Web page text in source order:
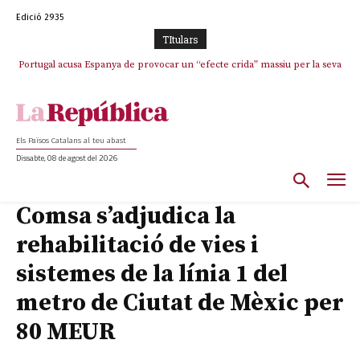
Edició 2935
TItulars
Portugal acusa Espanya de provocar un “efecte crida” massiu per la seva
Els Països Catalans al teu abast
Dissabte, 08 de agost del 2026
Comsa s’adjudica la
rehabilitació de vies i
sistemes de la línia 1 del
metro de Ciutat de Mèxic per
80 MEUR